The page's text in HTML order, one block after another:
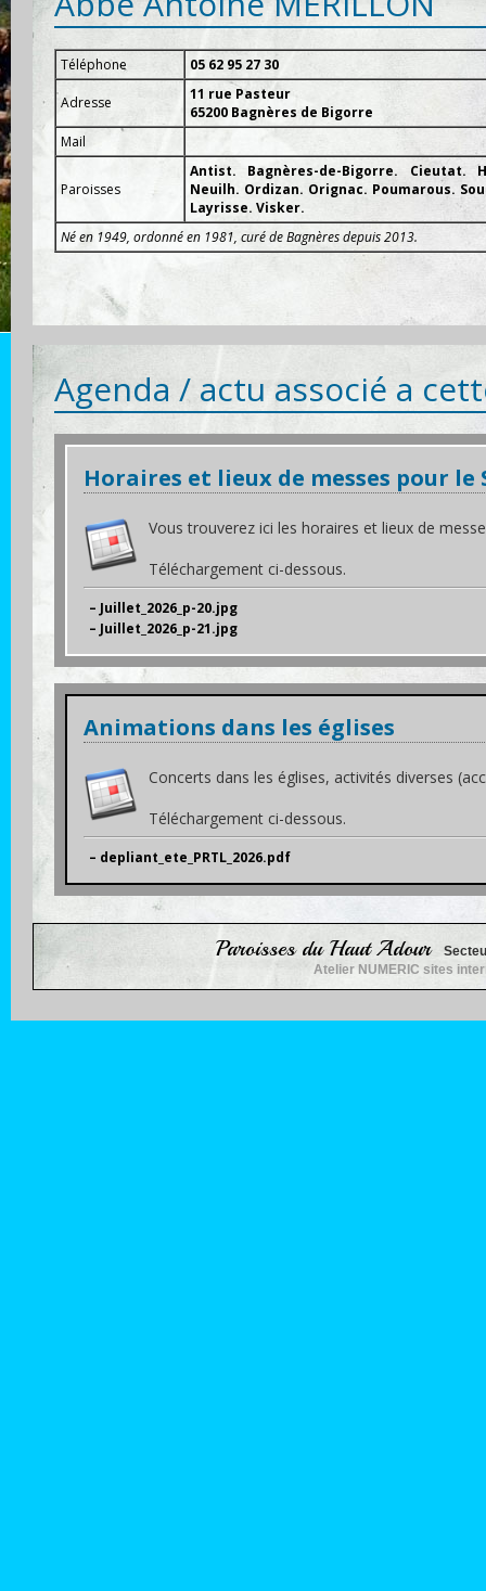
Téléphone 05 62 95 27 30
Adresse
11 rue Pasteur
65200 Bagnères de Bigorre
Mail
Paroisses
Antist. Bagnères-de-Bigorre. Cieutat.
Neuilh. Ordizan. Orignac. Poumarous.
Layrisse. Visker.
Né en 1949, ordonné en 1981, curé de Bagnères depuis 2013.
Agenda / actu associé a
Horaires et lieux de messes pour
Vous trouverez ici les horaires et lieux de
Téléchargement ci-dessous.
– Juillet_2026_p-20.jpg
– Juillet_2026_p-21.jpg
Animations dans les églises
Concerts dans les églises, activités diverses
Téléchargement ci-dessous.
– depliant_ete_PRTL_2026.pdf
Paroisses du Haut Adour
Atelier NUMERIC sites